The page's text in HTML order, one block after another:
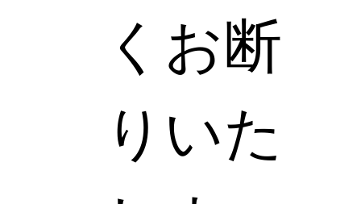
くお断
りいた